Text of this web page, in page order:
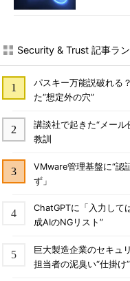
Security & Trust 記事ラ
パスキー万能説破れる
た“想定外の穴”
講談社で起きた“メー
教訓
VMware管理基盤に“
ず」
ChatGPTに「入力し
成AIのNGリスト”
巨大製造企業のセキュ
担当者の泥臭い“仕掛け